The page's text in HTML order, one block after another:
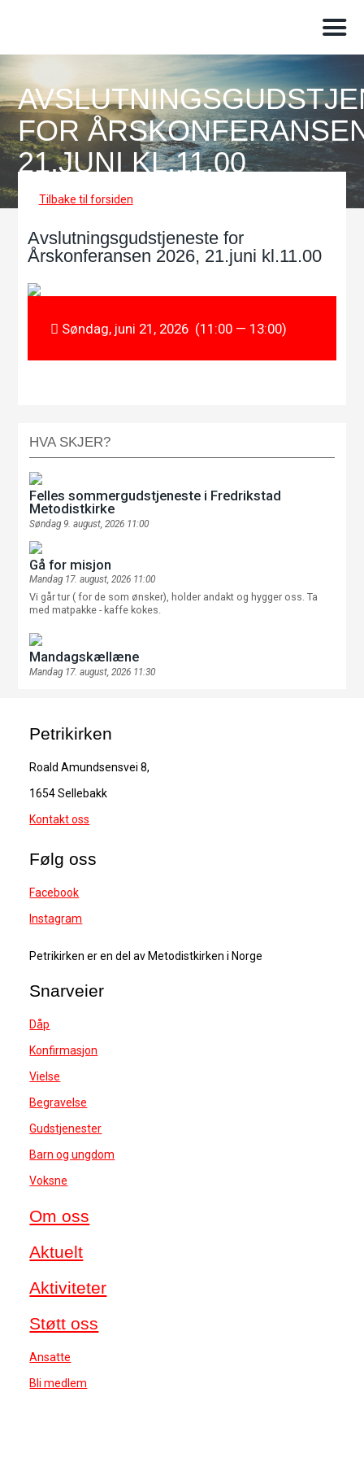
FOR
21.JUNI KL.11.00
Tilbake til forsiden
Avslutningsgudstjeneste for
Årskonferansen 2026, 21.juni kl.11.00
Søndag, juni 21, 2026 (11:00 — 13:00)
HVA SKJER?
Felles sommergudstjeneste i Fredrikstad
Metodistkirke
Søndag 9. august, 2026 11:00
Gå for misjon
Mandag 17. august, 2026 11:00
Vi går tur ( for de som ønsker), holder andakt og hygger oss. Ta
med matpakke - kaffe kokes.
Mandagskællæne
Mandag 17. august, 2026 11:30
Petrikirken
Roald Amundsensvei 8,
1654 Sellebakk
Kontakt oss
Følg oss
Facebook
Instagram
Petrikirken er en del av Metodistkirken i Norge
Snarveier
Dåp
Konfirmasjon
Vielse
Begravelse
Gudstjenester
Barn og ungdom
Voksne
Om oss
Aktuelt
Aktiviteter
Støtt oss
Ansatte
Bli medlem